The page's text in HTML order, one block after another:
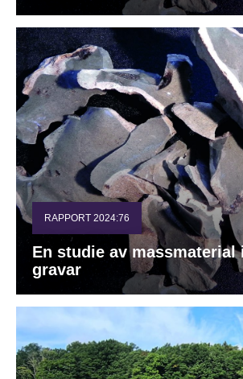
RAPPORT 2024:76
En studie av
gravar